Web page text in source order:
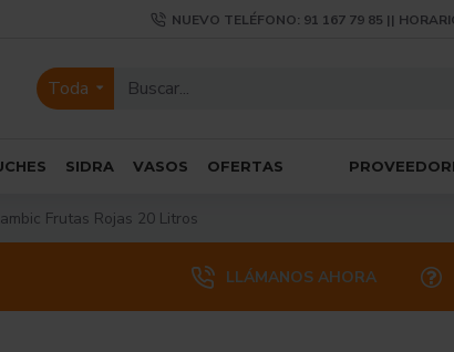
NUEVO TELÉFONO: 91 167 79 85 ||
Toda
SIDRA VASOS OFERTAS
Frutas Rojas 20 Litros
LLÁMANOS AHORA